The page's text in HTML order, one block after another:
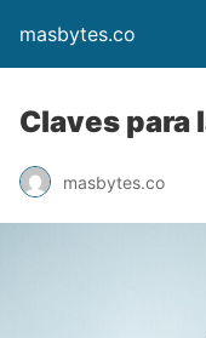
masbytes.co
Claves para
masbytes.co